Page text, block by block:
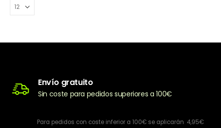
Envío gratuito
Sin coste para pedidos superiores a 100€
Para pedidos con coste inferior a 100€ se aplicarán 4,95€